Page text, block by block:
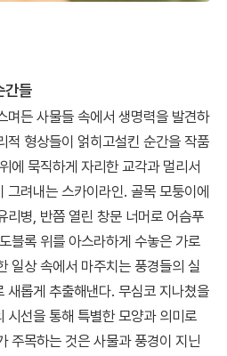
간들
며든 사물들 속에서 생명력을 발견하
적 형상들이 얽히고설킨 순간을 작품
에 묵직하게 자리한 교각과 멀리서
그려내는 스카이라인. 골목 모퉁이에
리병, 반쯤 열린 창문 너머로 어슴푸
블록 위를 아스라하게 수놓은 가로
일상 속에서 마주치는 풍경들의 실
새롭게 추출해낸다. 무심코 지나쳤을
시선을 통해 특별한 모양과 의미로
주목하는 것은 사물과 풍경이 지닌